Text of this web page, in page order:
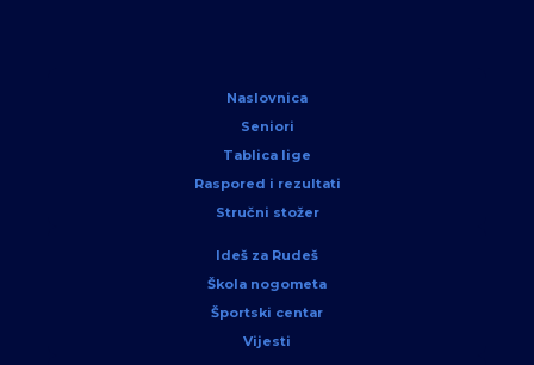
Naslovnica
Seniori
Tablica lige
Raspored i rezultati
Stručni stožer
Ideš za Rudeš
Škola nogometa
Športski centar
Vijesti